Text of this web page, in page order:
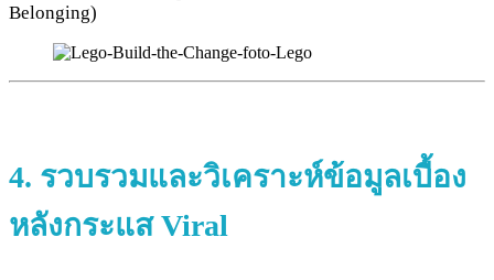
Belonging)
4. รวบรวมและวิเคราะห์ข้อมูลเบื้อง
หลังกระแส Viral